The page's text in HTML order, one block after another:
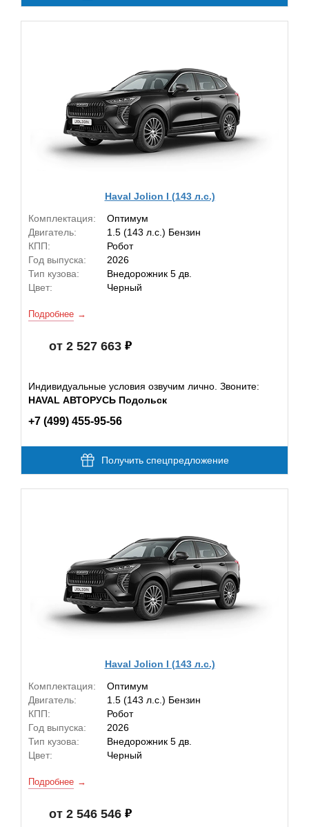
Haval Jolion I (143 л.с.)
Комплектация:
Оптимум
Двигатель:
1.5 (143 л.с.) Бензин
КПП:
Робот
Год выпуска:
2026
Тип кузова:
Внедорожник 5 дв.
Цвет:
Черный
Подробнее
от 2 527 663
Индивидуальные условия озвучим лично. Звоните:
HAVAL АВТОРУСЬ Подольск
+7 (499) 455-95-56
Получить спецпредложение
Haval Jolion I (143 л.с.)
Комплектация:
Оптимум
Двигатель:
1.5 (143 л.с.) Бензин
КПП:
Робот
Год выпуска:
2026
Тип кузова:
Внедорожник 5 дв.
Цвет:
Черный
Подробнее
от 2 546 546